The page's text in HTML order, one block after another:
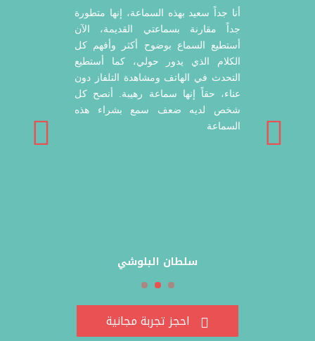
أنا جداً سعيد بهذه السماعة، إنها متطورة
جداً مقارنة بسماعتي القديمة، الآن
أستطيع السماع بوضوح أكثر وأفهم كل
الكلام الذي يدور حولي، كما أستطيع
التحدث في الهاتف ومشاهدة التلفاز دون
عناء، حقاً إنها سماعة رهيبة. أنصح كل
شخص لديه ضعف سمع بشراء هذه
السماعة
سلطان البلوشي
 احجز تجربة مجانية